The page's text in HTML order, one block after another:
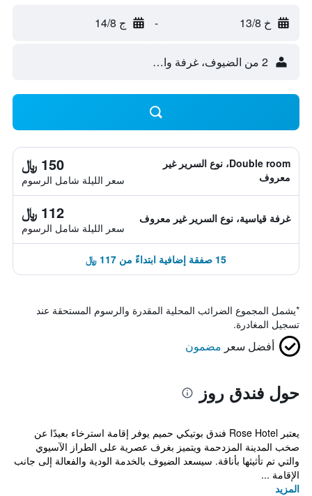
خ 13/8 - ج 14/8
2 من الضيوف، غرفة واحدة
Double room، نوع السرير غير
معروف
150 ﷼
سعر الليلة شامل الرسوم
غرفة قياسية، نوع السرير غير معروف 112 ﷼
سعر الليلة شامل الرسوم
15 صفقة إضافية ابتداءً من 117 ﷼
*يشمل المجموع الضرائب المحلية المقدرة والرسوم المستحقة عند
تسجيل المغادرة.
أفضل سعر مضمون
حول فندق روز
يعتبر Rose Hotel فندق بوتيكي حميم يوفر إقامة استرخاء بعيدًا عن
صخب المدينة المزدحمة ويتميز بغرف عصرية على الطراز الآسيوي
والتي تم تأثيثها بأناقة. سيسعد الضيوف بالخدمة الودية والفعالة إلى جانب
الإقامة ...
المزيد